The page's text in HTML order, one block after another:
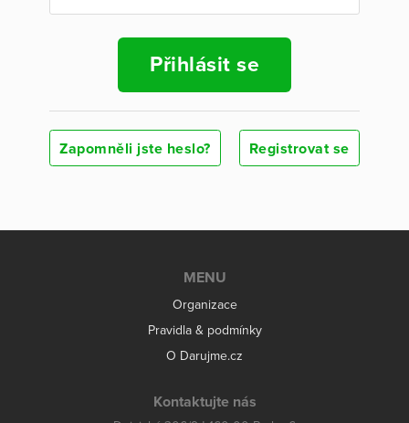
Přihlásit se
Zapomněli jste heslo? Registrovat se
MENU
Organizace
Pravidla & podmínky
O Darujme.cz
Kontaktujte nás